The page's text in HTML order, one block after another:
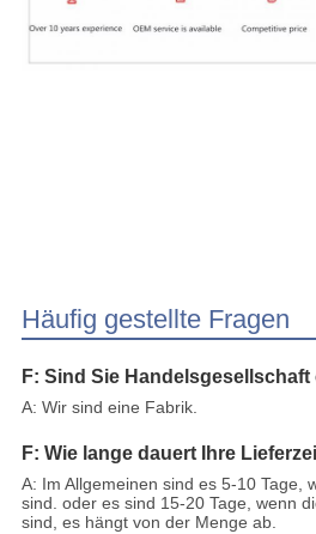
Häufig gestellte Fragen
F: Sind Sie
A: Wir sind eine Fabrik.
F: Wie lange dauert Ihre
A: Im Allgemeinen sind es 5-10 Tage,
sind. oder es sind 15-20 Tage, wenn
sind, es hängt von der Menge ab.